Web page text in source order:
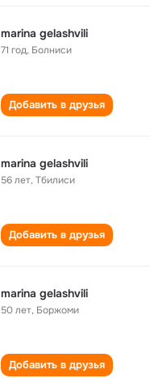
marina gelashvili
71 год, Болниси
Добавить в друзья
marina gelashvili
56 лет,Тбилиси
Добавить в друзья
marina gelashvili
50 лет, Боржоми
Добавить в друзья